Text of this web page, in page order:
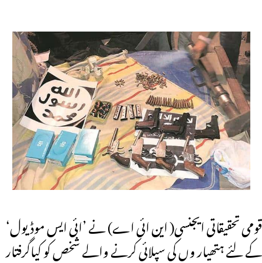
قومی تحقیقاتی ایجنسی( این ائی اے) نے ’ائی ایس موڈیول‘
کے لئے ہتھیار وں کی سپلائی کرنے والے شخص کو کیاگرفتار